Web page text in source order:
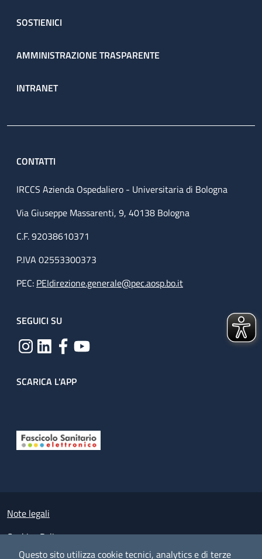
Questo sito utilizza cookie tecnici, analytics e di terze
SOSTIENICI
AMMINISTRAZIONE TRASPARENTE
INTRANET
CONTATTI
IRCCS Azienda Ospedaliero - Universitaria di Bologna
Via Giuseppe Massarenti, 9, 40138 Bologna
C.F. 92038610371
P.IVA 02553300373
PEC: PEIdirezione.generale@pec.aosp.bo.it
SEGUICI SU
SCARICA L'APP
Small prints
Note legali
Cookies Policy